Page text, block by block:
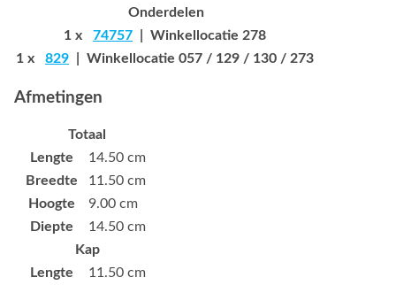
Onderdelen
1 x 74757 | Winkellocatie 278
1 x 829 | Winkellocatie 057 / 129 / 130 / 273
Afmetingen
Totaal
Lengte
14.50 cm
Breedte
11.50 cm
Hoogte
9.00 cm
Diepte
14.50 cm
Kap
Lengte
11.50 cm